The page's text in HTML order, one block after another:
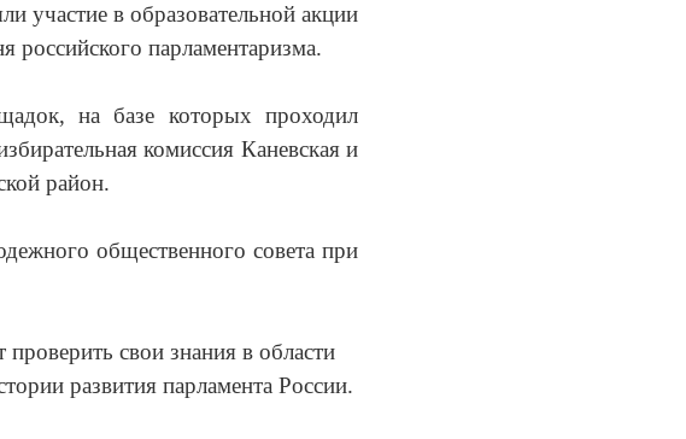
участие в образовательной акции
парламентаризма.
на базе которых проходил
комиссия Каневская и
район.
общественного совета при
свои знания в области
развития парламента России.